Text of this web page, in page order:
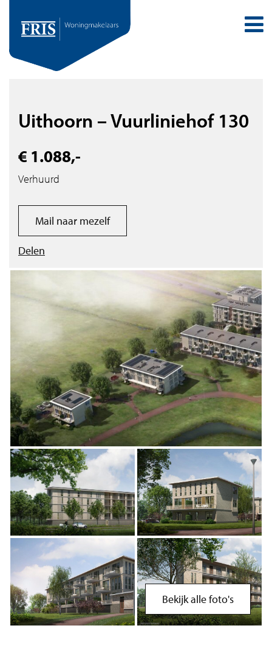
Uithoorn – Vuurliniehof 130
€ 1.088,-
Verhuurd
Mail naar mezelf
Delen
Bekijk alle foto's